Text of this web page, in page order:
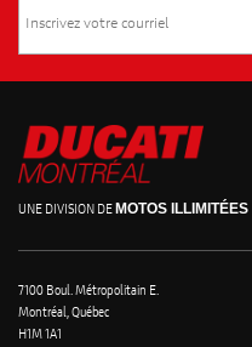
UNE DIVISION DE MOTOS ILLIMITÉES
7100 Boul. Métropolitain E.
Montréal, Québec
H1M 1A1